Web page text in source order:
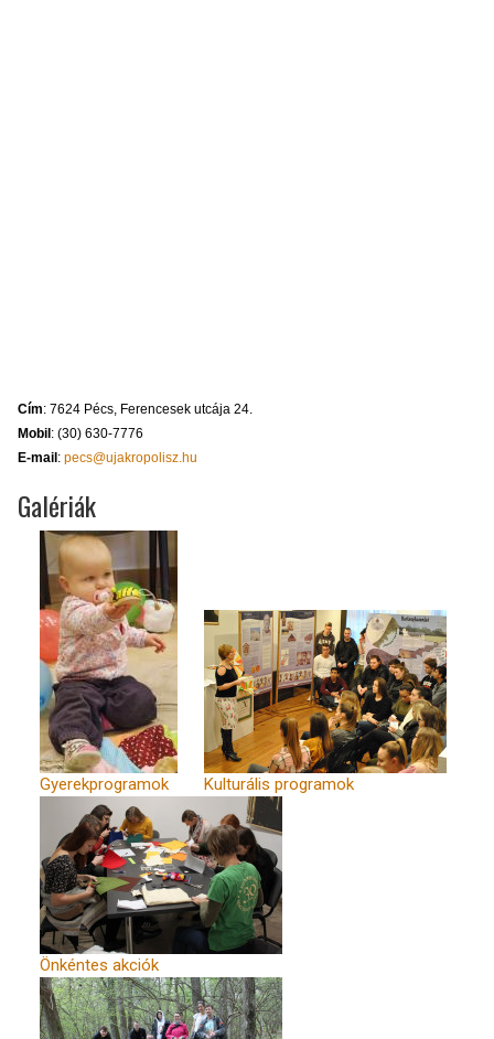
Cím: 7624 Pécs, Ferencesek utcája 24.
Mobil : (30) 630-7776
E-mail : pecs@ujakropolisz.hu
Galériák
Gyerekprogramok Kulturális programok
Önkéntes akciók